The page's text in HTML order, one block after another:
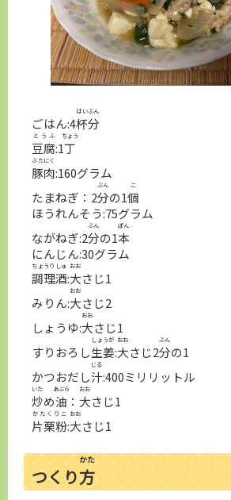
ごはん:4杯分
はいぶん
豆腐
とうふ
:1丁
ちょう
豚肉
ぶたにく
:160グラム
たまねぎ：2分
ぶん
の1個
こ
ほうれんそう:75グラム
ながねぎ:2分
ぶん
の1本
ぽん
にんじん:30グラム
調理酒
ちょうりしゅ
:大
おお
さじ1
みりん:大
おお
さじ2
しょうゆ:大
おお
さじ1
すりおろし生姜
しょうが
:大
おお
さじ2分
ぶん
の1
かつおだし汁
じる
:400ミリリットル
炒
いた
め油
あぶら
： 大
おお
さじ1
片栗粉
かたくりこ
:大
おお
さじ1
つくり方
かた